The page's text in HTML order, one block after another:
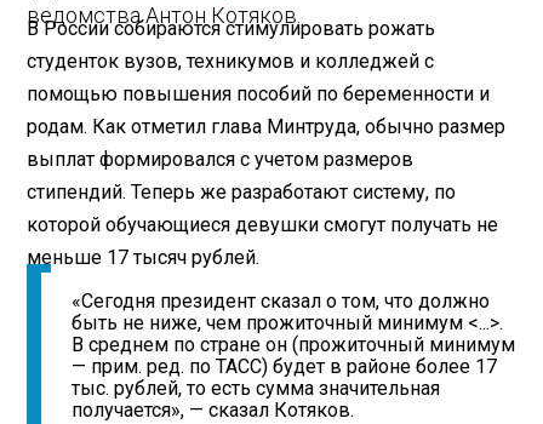
ведомства Антон Котяков.
В России собираются стимулировать рожать
студенток вузов, техникумов и колледжей с
помощью повышения пособий по беременности и
родам. Как отметил глава Минтруда, обычно размер
выплат формировался с учетом размеров
стипендий. Теперь же разработают систему, по
которой обучающиеся девушки смогут получать не
меньше 17 тысяч рублей.
«Сегодня президент сказал о том, что должно
быть не ниже, чем прожиточный минимум <...>.
В среднем по стране он (прожиточный минимум
— прим. ред. по ТАСС) будет в районе более 17
тыс. рублей, то есть сумма значительная
получается», — сказал Котяков.